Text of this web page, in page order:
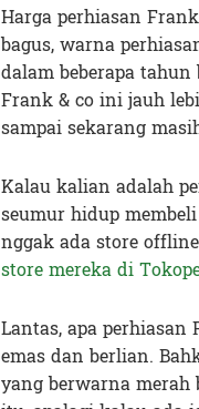
Harga perhiasan
bagus, warna
dalam beberapa
Frank & co ini jauh
sampai sekarang
Kalau kalian adalah
seumur hidup
nggak ada store
store mereka di
Lantas, apa
emas dan berlian.
yang berwarna